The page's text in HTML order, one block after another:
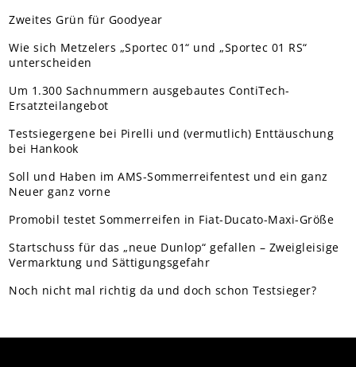
Zweites Grün für Goodyear
Wie sich Metzelers „Sportec 01“ und „Sportec 01 RS“
unterscheiden
Um 1.300 Sachnummern ausgebautes ContiTech-
Ersatzteilangebot
Testsiegergene bei Pirelli und (vermutlich) Enttäuschung
bei Hankook
Soll und Haben im AMS-Sommerreifentest und ein ganz
Neuer ganz vorne
Promobil testet Sommerreifen in Fiat-Ducato-Maxi-Größe
Startschuss für das „neue Dunlop“ gefallen – Zweigleisige
Vermarktung und Sättigungsgefahr
Noch nicht mal richtig da und doch schon Testsieger?